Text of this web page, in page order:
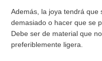
Además, la joya tendrá que
demasiado o hacer que se
Debe ser de material que
preferiblemente ligera.